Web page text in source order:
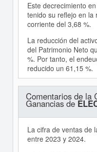
Este decrecimiento
tenido su reflejo en la
corriente del 3,68 %.
La reducción del
del Patrimonio Neto
%. Por tanto, el
reducido un 61,15 %.
Comentarios de la
Ganancias de
La cifra de ventas de
entre 2023 y 2024.